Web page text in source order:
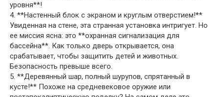
уровня**!
4. **Настенный блок с экраном и круглым отверстием!**
Увиденная на стене, эта странная установка интригует. Но
ее миссия ясна: это **охранная сигнализация для
бассейна**. Как только дверь открывается, она
срабатывает, чтобы защитить детей и животных.
Безопасность превыше всего.
5. **Деревянный шар, полный шурупов, спрятанный в
кусте!** Похоже на средневековое оружие или